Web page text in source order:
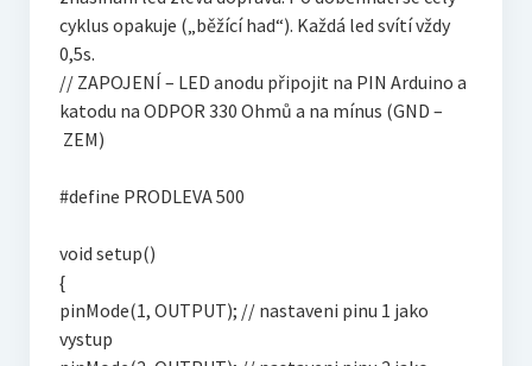
cyklus opakuje („běžící had“). Každá led svítí vždy
0,5s.
// ZAPOJENÍ – LED anodu připojit na PIN Arduino a
katodu na ODPOR 330 Ohmů a na mínus (GND –
ZEM)
#define PRODLEVA 500
void setup()
{
pinMode(1, OUTPUT); // nastaveni pinu 1 jako
vystup